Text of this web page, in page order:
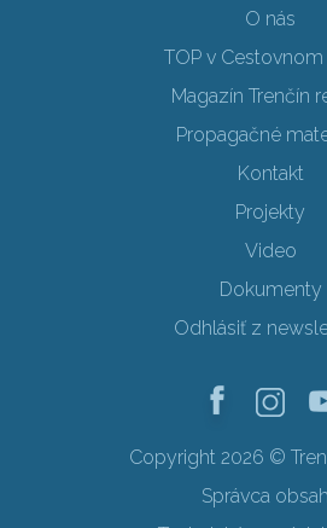
O nás
TOP v
Magazín Trenčín
Propagačné
Kontakt
Projekty
Video
Dokumenty
Odhlásiť z
Copyright 2026 ©
Správca